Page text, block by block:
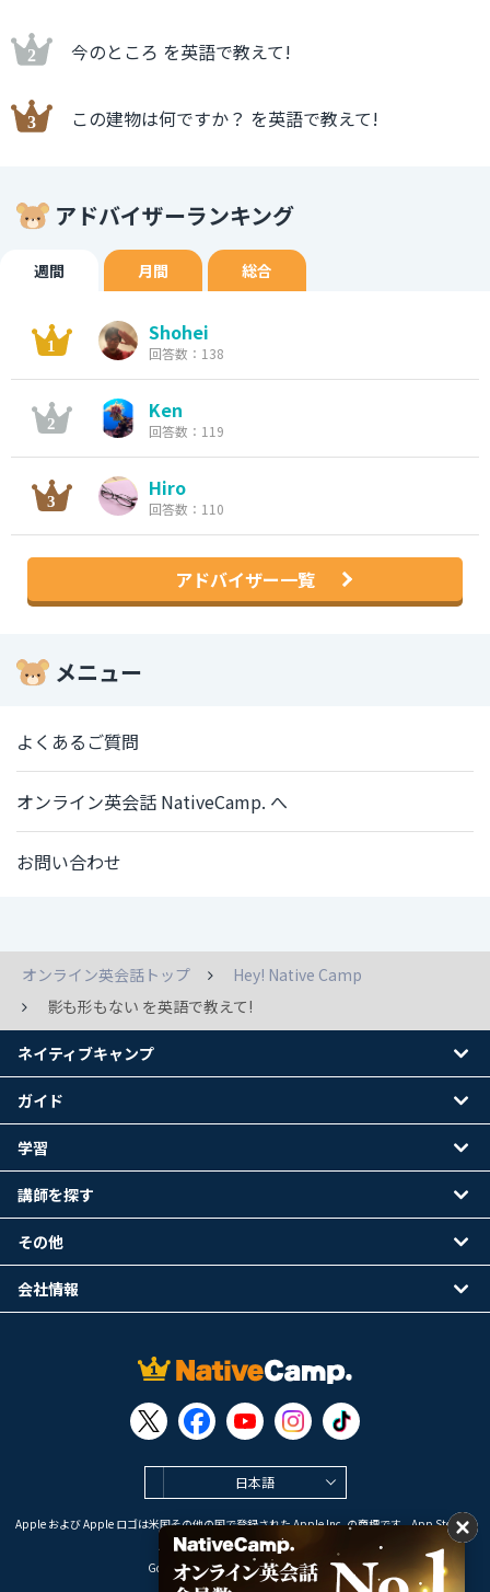
今のところ を英語で教えて!
この建物は何ですか？ を英語で教えて!
アドバイザーランキング
週間 月間 総合
Shohei
回答数：138
Ken
回答数：119
Hiro
回答数：110
アドバイザー一覧
メニュー
よくあるご質問
オンライン英会話 NativeCamp. へ
お問い合わせ
オンライン英会話トップ
Hey! Native Camp
影も形もない を英語で教えて!
日本語
Apple および Apple ロゴは米国その他の国で登録された Apple Inc. の商標です。App Store は
Apple Inc. のサービスマークです。
Google Play は Google LLC の商標です。
ネイティブキャンプ
ガイド
学習
講師を探す
その他
会社情報